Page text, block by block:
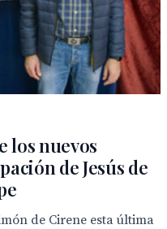
los nuevos
de Jesús de
de Cirene esta última